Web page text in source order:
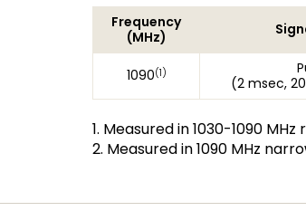
Frequency
(MHz)
1090(1)
(2 msec,
1. Measured in 1030-1090
2. Measured in 1090 MHz